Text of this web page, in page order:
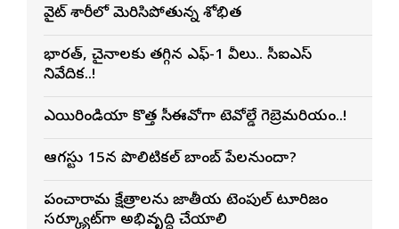
వైట్ శారీలో మెరిసిపోతున్న శోభిత
భారత్, చైనాలకు తగ్గిన ఎఫ్-1 వీసాలు.. సీఐఎస్
నివేదిక..!
ఎయిరిండియా కొత్త సీఈవోగా టెవోల్డే గెబ్రెమరియం..!
ఆగస్టు 15న పొలిటికల్ బాంబ్ పేలనుందా?
పంచారామ క్షేత్రాలను జాతీయ టెంపుల్ టూరిజం
సర్క్యూట్‌గా అభివృద్ధి చేయాలి